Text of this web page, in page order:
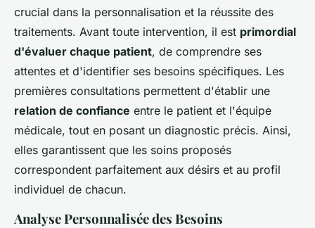
crucial dans la personnalisation et la réussite des
traitements. Avant toute intervention, il est primordial
d'évaluer chaque patient, de comprendre ses
attentes et d'identifier ses besoins spécifiques. Les
premières consultations permettent d'établir une
relation de confiance entre le patient et l'équipe
médicale, tout en posant un diagnostic précis. Ainsi,
elles garantissent que les soins proposés
correspondent parfaitement aux désirs et au profil
individuel de chacun.
Analyse Personnalisée des Besoins